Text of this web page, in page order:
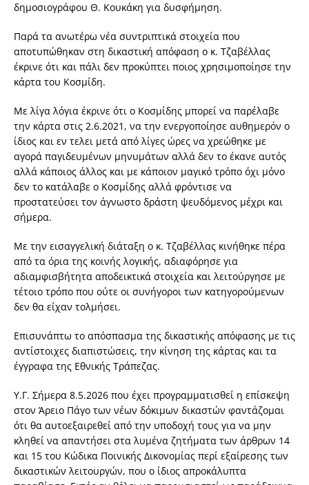
δημοσιογράφου Θ. Κουκάκη για δυσφήμηση.
Παρά τα ανωτέρω νέα συντριπτικά στοιχεία που
αποτυπώθηκαν στη δικαστική απόφαση ο κ. Τζαβέλλας
έκρινε ότι και πάλι δεν προκύπτει ποιος χρησιμοποίησε την
κάρτα του Κοσμίδη.
Με λίγα λόγια έκρινε ότι ο Κοσμίδης μπορεί να παρέλαβε
την κάρτα στις 2.6.2021, να την ενεργοποίησε αυθημερόν ο
ίδιος και εν τελει μετά από λίγες ώρες να χρεώθηκε με
αγορά παγιδευμένων μηνυμάτων αλλά δεν το έκανε αυτός
αλλά κάποιος άλλος και με κάποιον μαγικό τρόπο όχι μόνο
δεν το κατάλαβε ο Κοσμίδης αλλά φρόντισε να
προστατεύσει τον άγνωστο δράστη ψευδόμενος μέχρι και
σήμερα.
Με την εισαγγελική διάταξη ο κ. Τζαβέλλας κινήθηκε πέρα
από τα όρια της κοινής λογικής, αδιαφόρησε για
αδιαμφισβήτητα αποδεικτικά στοιχεία και λειτούργησε με
τέτοιο τρόπο που ούτε οι συνήγοροι των κατηγορούμενων
δεν θα είχαν τολμήσει.
Επισυνάπτω το απόσπασμα της δικαστικής απόφασης με τις
αντίστοιχες διαπιστώσεις, την κίνηση της κάρτας και τα
έγγραφα της Εθνικής Τράπεζας.
Υ.Γ. Σήμερα 8.5.2026 που έχει προγραμματισθεί η επίσκεψη
στον Άρειο Πάγο των νέων δόκιμων δικαστών φαντάζομαι
ότι θα αυτοεξαιρεθεί από την υποδοχή τους για να μην
κληθεί να απαντήσει στα λυμένα ζητήματα των άρθρων 14
και 15 του Κώδικα Ποινικής Δικονομίας περί εξαίρεσης των
δικαστικών λειτουργών, που ο ίδιος απροκάλυπτα